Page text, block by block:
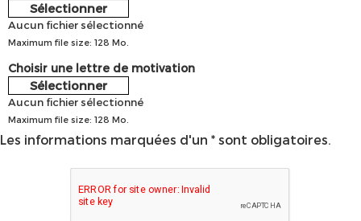
Sélectionner
Aucun fichier sélectionné
Maximum file size: 128 Mo.
Choisir une lettre de motivation
Sélectionner
Aucun fichier sélectionné
Maximum file size: 128 Mo.
Les informations marquées d'un * sont obligatoires.